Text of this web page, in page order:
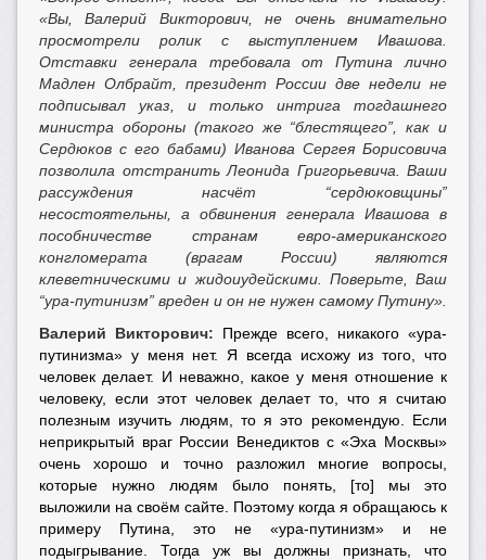
«Вы, Валерий Викторович, не очень внимательно
просмотрели ролик с выступлением Ивашова.
Отставки генерала требовала от Путина лично
Мадлен Олбрайт, президент России две недели не
подписывал указ, и только интрига тогдашнего
министра обороны (такого же “блестящего”, как и
Сердюков с его бабами) Иванова Сергея Борисовича
позволила отстранить Леонида Григорьевича. Ваши
рассуждения насчёт “сердюковщины”
несостоятельны, а обвинения генерала Ивашова в
пособничестве странам евро-американского
конгломерата (врагам России) являются
клеветническими и жидоиудейскими. Поверьте, Ваш
“ура-путинизм” вреден и он не нужен самому Путину».
Валерий Викторович: Прежде всего, никакого «ура-
путинизма» у меня нет. Я всегда исхожу из того, что
человек делает. И неважно, какое у меня отношение к
человеку, если этот человек делает то, что я считаю
полезным изучить людям, то я это рекомендую. Если
неприкрытый враг России Венедиктов с «Эха Москвы»
очень хорошо и точно разложил многие вопросы,
которые нужно людям было понять, [то] мы это
выложили на своём сайте. Поэтому когда я обращаюсь к
примеру Путина, это не «ура-путинизм» и не
подыгрывание. Тогда уж вы должны признать, что